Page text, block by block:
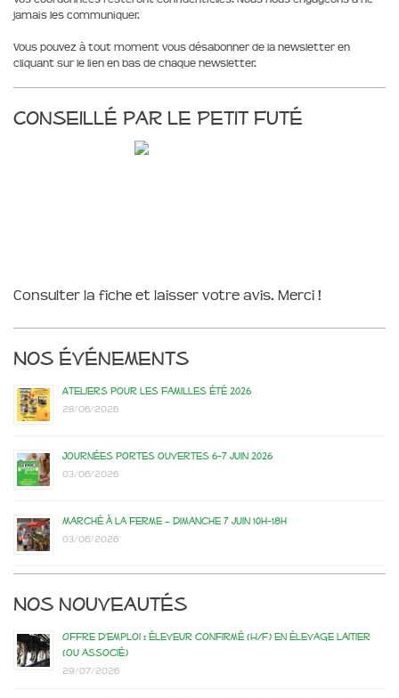
jamais les communiquer.
Vous pouvez à tout moment vous désabonner de la newsletter en
cliquant sur le lien en bas de chaque newsletter.
Conseillé par le Petit Futé
Consulter la fiche et laisser votre avis. Merci !
Nos événements
Ateliers pour les familles été 2026
28/06/2026
Journées portes ouvertes 6-7 juin 2026
03/06/2026
Marché à la ferme – dimanche 7 juin 10h-18h
03/06/2026
Nos nouveautés
Offre d’emploi : éleveur confirmé (H/F) en élevage laitier
(ou associé)
29/07/2026